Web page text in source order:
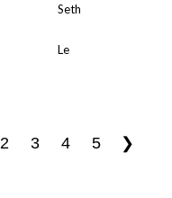
Seth
Le
2 3 4 5 ❯